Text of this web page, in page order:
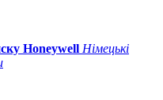
Honeywell Німецькі